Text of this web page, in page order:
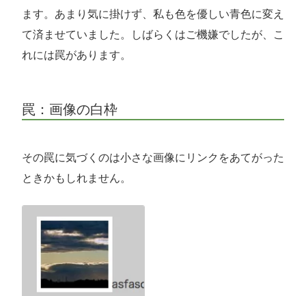
ます。あまり気に掛けず、私も色を優しい青色に変え
て済ませていました。しばらくはご機嫌でしたが、こ
れには罠があります。
罠：画像の白枠
その罠に気づくのは小さな画像にリンクをあてがった
ときかもしれません。